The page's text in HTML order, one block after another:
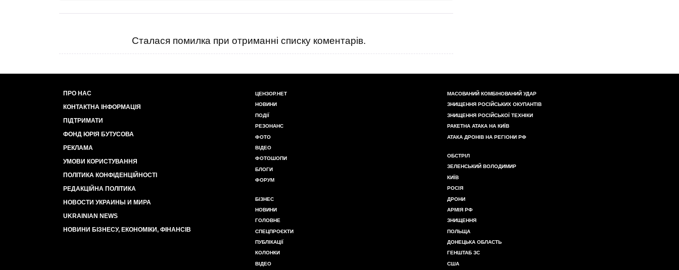
Сталася помилка при отриманні списку коментарів.
ПРО НАС
КОНТАКТНА ІНФОРМАЦІЯ
ПІДТРИМАТИ
ФОНД ЮРІЯ БУТУСОВА
РЕКЛАМА
УМОВИ КОРИСТУВАННЯ
ПОЛІТИКА КОНФІДЕНЦІЙНОСТІ
РЕДАКЦІЙНА ПОЛІТИКА
НОВОСТИ УКРАИНЫ И МИРА
UKRAINIAN NEWS
НОВИНИ БІЗНЕСУ, ЕКОНОМІКИ, ФІНАНСІВ
ЦЕНЗОР.НЕТ
НОВИНИ
ПОДІЇ
РЕЗОНАНС
ФОТО
ВІДЕО
ФОТОШОПИ
БЛОГИ
ФОРУМ
БІЗНЕС
НОВИНИ
ГОЛОВНЕ
СПЕЦПРОЄКТИ
ПУБЛІКАЦІЇ
КОЛОНКИ
ВІДЕО
МАСОВАНИЙ КОМБІНОВАНИЙ УДАР
ЗНИЩЕННЯ РОСІЙСЬКИХ ОКУПАНТІВ
ЗНИЩЕННЯ РОСІЙСЬКОЇ ТЕХНІКИ
РАКЕТНА АТАКА НА КИЇВ
АТАКА ДРОНІВ НА РЕГІОНИ РФ
ОБСТРІЛ
ЗЕЛЕНСЬКИЙ ВОЛОДИМИР
КИЇВ
РОСІЯ
ДРОНИ
АРМІЯ РФ
ЗНИЩЕННЯ
ПОЛЬЩА
ДОНЕЦЬКА ОБЛАСТЬ
ГЕНШТАБ ЗС
США